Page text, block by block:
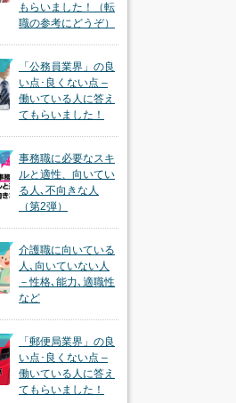
もらいました！（転
職の参考にどうぞ）
「公務員業界」の良
い点･良くない点 –
働いている人に答え
てもらいました！
事務職に必要なスキ
ルと適性、向いてい
る人､不向きな人
（第2弾）
介護職に向いている
人､向いていない人
－性格､能力､適職性
など
「郵便局業界」の良
い点･良くない点 –
働いている人に答え
てもらいました！